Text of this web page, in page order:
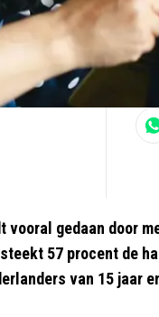
vooral gedaan door
57 procent de
van 15 jaar